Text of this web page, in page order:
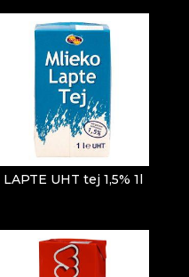
LAPTE UHT tej 1,5% 1l